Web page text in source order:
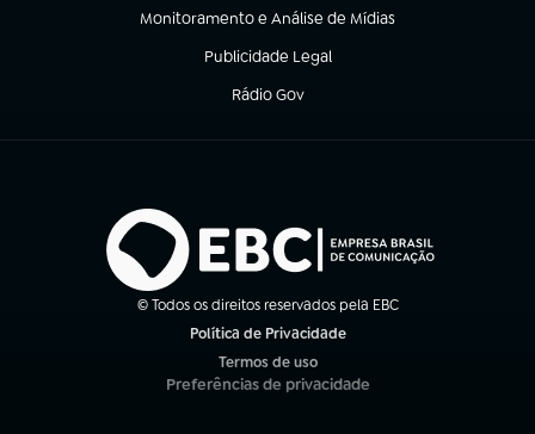
Monitoramento e Análise de Mídias
(abre em nova aba)
Publicidade Legal
(abre em nova aba)
Rádio Gov
(abre em nova aba)
© Todos os direitos reservados pela EBC
Política de Privacidade
Termos de uso
(abre em nova aba)
Preferências de privacidade